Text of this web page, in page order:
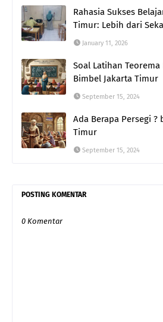
Rahasia Sukses
Timur: Lebih dari
January 11, 2026
Soal Latihan
Bimbel Jakarta Timur
September 15, 2024
Ada Berapa Persegi ?
Timur
September 15, 2024
POSTING KOMENTAR
0 Komentar